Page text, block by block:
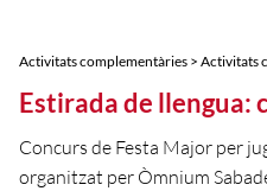
Activitats complementàries > Activitats
Estirada de llengua:
Concurs de Festa Major per
organitzat per Òmnium